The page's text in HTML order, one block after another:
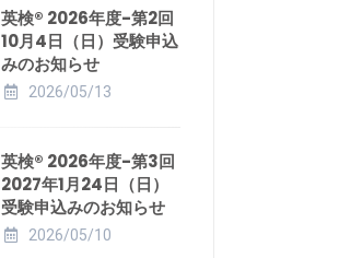
英検® 2026年度-第2回
10月4日（日）受験申込
みのお知らせ
2026/05/13
英検® 2026年度-第3回
2027年1月24日（日）
受験申込みのお知らせ
2026/05/10